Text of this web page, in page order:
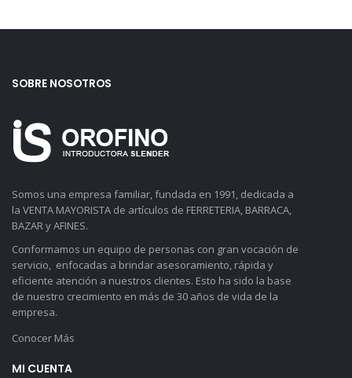
SOBRE NOSOTROS
Somos una empresa familiar, fundada en 1991, dedicada a
la VENTA MAYORISTA de artículos de FERRETERIA, BARRACA,
BAZAR y AFINES.
Conformamos un equipo de personas con gran vocación de
servicio, enfocadas a brindar asesoramiento, rápida y
eficiente atención a nuestros clientes. Esto ha sido la base
de nuestro crecimiento en más de 30 años de vida de la
empresa.
Conocer Más
MI CUENTA